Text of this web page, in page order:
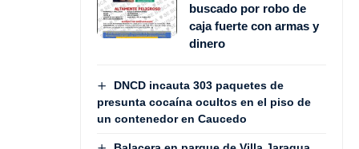
buscado por robo de
caja fuerte con armas y
dinero
DNCD incauta 303 paquetes de
presunta cocaína ocultos en el piso de
un contenedor en Caucedo